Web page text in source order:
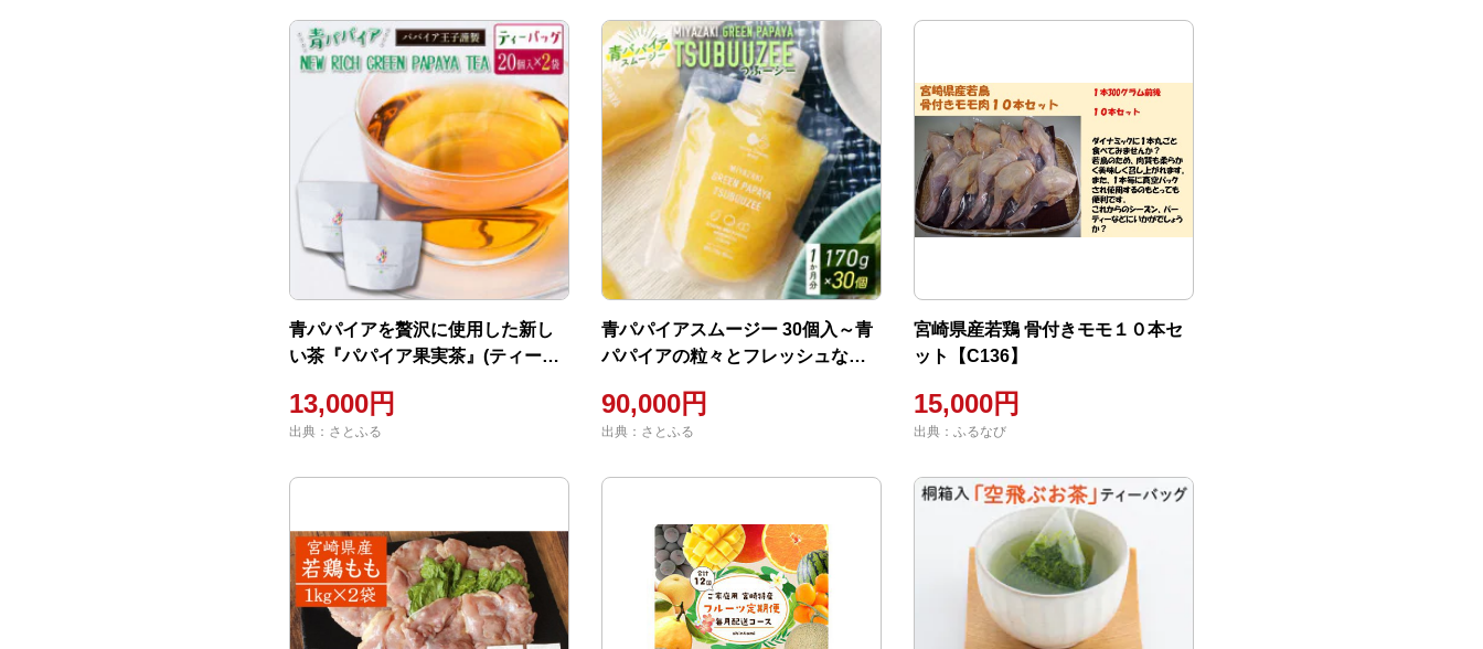
青パパイアを贅沢に使用した新し
い茶『パパイア果実茶』(ティーバ
13,000円
出典：さとふる
青パパイアスムージー 30個入～青
パパイアの粒々とフレッシュな柑
90,000円
出典：さとふる
宮崎県産若鶏 骨付きモモ１０本セ
ット【C136】
15,000円
出典：ふるなび